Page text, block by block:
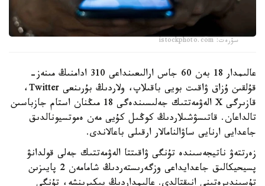
سۋرەت: istockphoto.com
عالىمدار 18 بەن 60 جاس ارالىعىنداعى 310 ادامنىڭ مىنەز-
قۇلقىن ۇزاق ۋاقىت بويى باقىلاپ، ولاردىڭ بۇرىنعى Twitter،
قازىرگى X الەۋمەتتىك جەلىسىندەگى 18 مىڭنان استام جازباسىن
تالداعان. قاتىسۋشىلاردىڭ كوڭىل كۇيى مەن ەموتسيونالدىق
جاعدايى ارنايى ساۋالنامالار ارقىلى باعالاندى.
زەرتتەۋ ناتيجەسىندە تۇنگى ۋاقىتتا الەۋمەتتىك جەلى قولدانۋ
پسيحيكالىق جاعدايداعى وزگەرىستەردىڭ شامامەن 2 پايىزىن